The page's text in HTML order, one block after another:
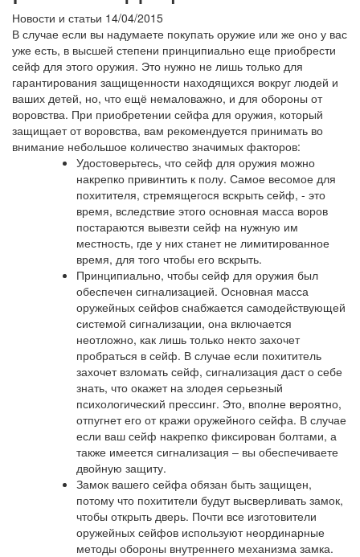
Новости и статьи 14/04/2015
В случае если вы надумаете покупать оружие или же оно у вас
уже есть, в высшей степени принципиально еще приобрести
сейф для этого оружия. Это нужно не лишь только для
гарантирования защищенности находящихся вокруг людей и
ваших детей, но, что ещё немаловажно, и для обороны от
воровства. При приобретении сейфа для оружия, который
защищает от воровства, вам рекомендуется принимать во
внимание небольшое количество значимых факторов:
Удостоверьтесь, что сейф для оружия можно
накрепко привинтить к полу. Самое весомое для
похитителя, стремящегося вскрыть сейф, - это
время, вследствие этого основная масса воров
постараются вывезти сейф на нужную им
местность, где у них станет не лимитированное
время, для того чтобы его вскрыть.
Принципиально, чтобы сейф для оружия был
обеспечен сигнализацией. Основная масса
оружейных сейфов снабжается самодействующей
системой сигнализации, она включается
неотложно, как лишь только некто захочет
пробраться в сейф. В случае если похититель
захочет взломать сейф, сигнализация даст о себе
знать, что окажет на злодея серьезный
психологический прессинг. Это, вполне вероятно,
отпугнет его от кражи оружейного сейфа. В случае
если ваш сейф накрепко фиксирован болтами, а
также имеется сигнализация – вы обеспечиваете
двойную защиту.
Замок вашего сейфа обязан быть защищен,
потому что похитители будут высверливать замок,
чтобы открыть дверь. Почти все изготовители
оружейных сейфов используют неординарные
методы обороны внутреннего механизма замка.